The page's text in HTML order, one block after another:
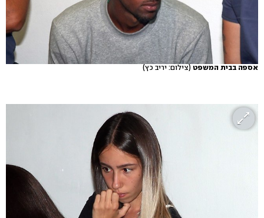
אספה בבית המשפט (צילום: יריב כץ)